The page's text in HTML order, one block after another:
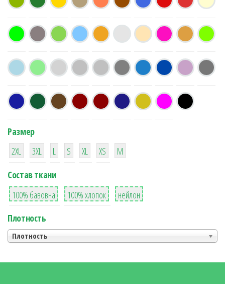
Размер
38
2XL
16
3XL
42
L
42
S
42
XL XS
М
Состав ткани
8
100% бавовна
36
100% хлопок
2
нейлон
Плотность
Плотность